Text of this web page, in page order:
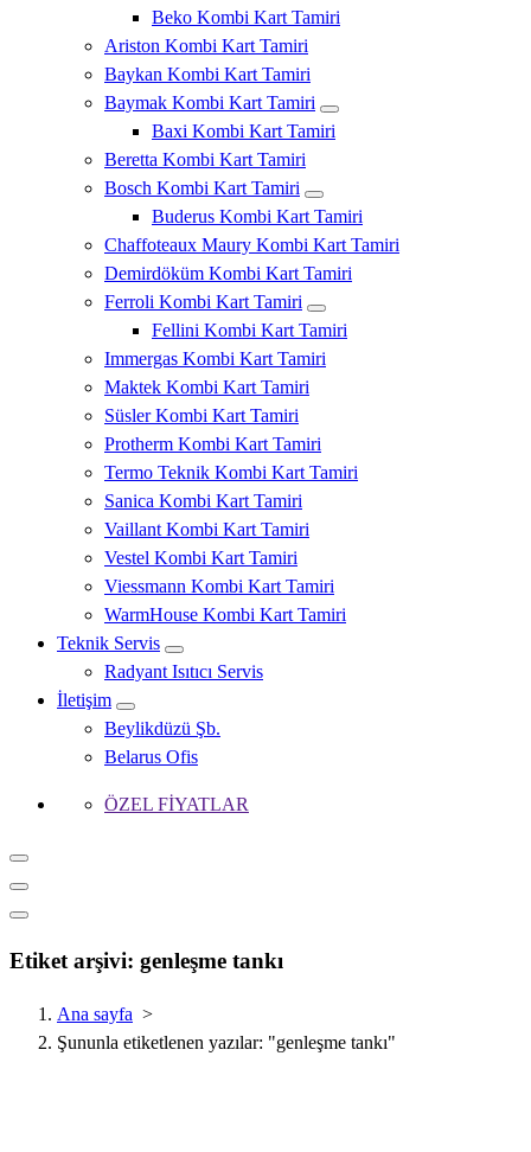
Beko Kombi Kart Tamiri
Ariston Kombi Kart Tamiri
Baykan Kombi Kart Tamiri
Baymak Kombi Kart Tamiri
Baxi Kombi Kart Tamiri
Beretta Kombi Kart Tamiri
Bosch Kombi Kart Tamiri
Buderus Kombi Kart Tamiri
Chaffoteaux Maury Kombi Kart Tamiri
Demirdöküm Kombi Kart Tamiri
Ferroli Kombi Kart Tamiri
Fellini Kombi Kart Tamiri
Immergas Kombi Kart Tamiri
Maktek Kombi Kart Tamiri
Süsler Kombi Kart Tamiri
Protherm Kombi Kart Tamiri
Termo Teknik Kombi Kart Tamiri
Sanica Kombi Kart Tamiri
Vaillant Kombi Kart Tamiri
Vestel Kombi Kart Tamiri
Viessmann Kombi Kart Tamiri
WarmHouse Kombi Kart Tamiri
Teknik Servis
Radyant Isıtıcı Servis
İletişim
Beylikdüzü Şb.
Belarus Ofis
ÖZEL FİYATLAR
Etiket arşivi: genleşme tankı
Ana sayfa >
Şununla etiketlenen yazılar: "genleşme tankı"